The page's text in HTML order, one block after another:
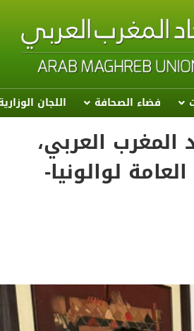
فضاء الصحافة اللجان
المغرب العربي،
لوالونيا-